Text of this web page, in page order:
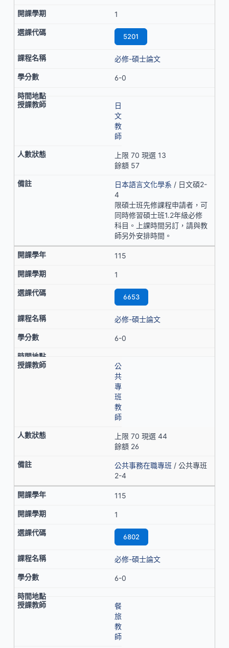
1
5201
必修-碩士論文
6-0
日
文
教
師
上限 70 現選 13
餘額 57
日本語言文化學系 / 日文碩2-
4
限碩士班先修課程申請者，可
同時修習碩士班1.2年級必修
科目。上課時間另訂，請與教
師另外安排時間。
115
1
6653
必修-碩士論文
6-0
公
共
專
班
教
師
上限 70 現選 44
餘額 26
公共事務在職專班 / 公共專班
2-4
115
1
6802
必修-碩士論文
6-0
餐
旅
教
師